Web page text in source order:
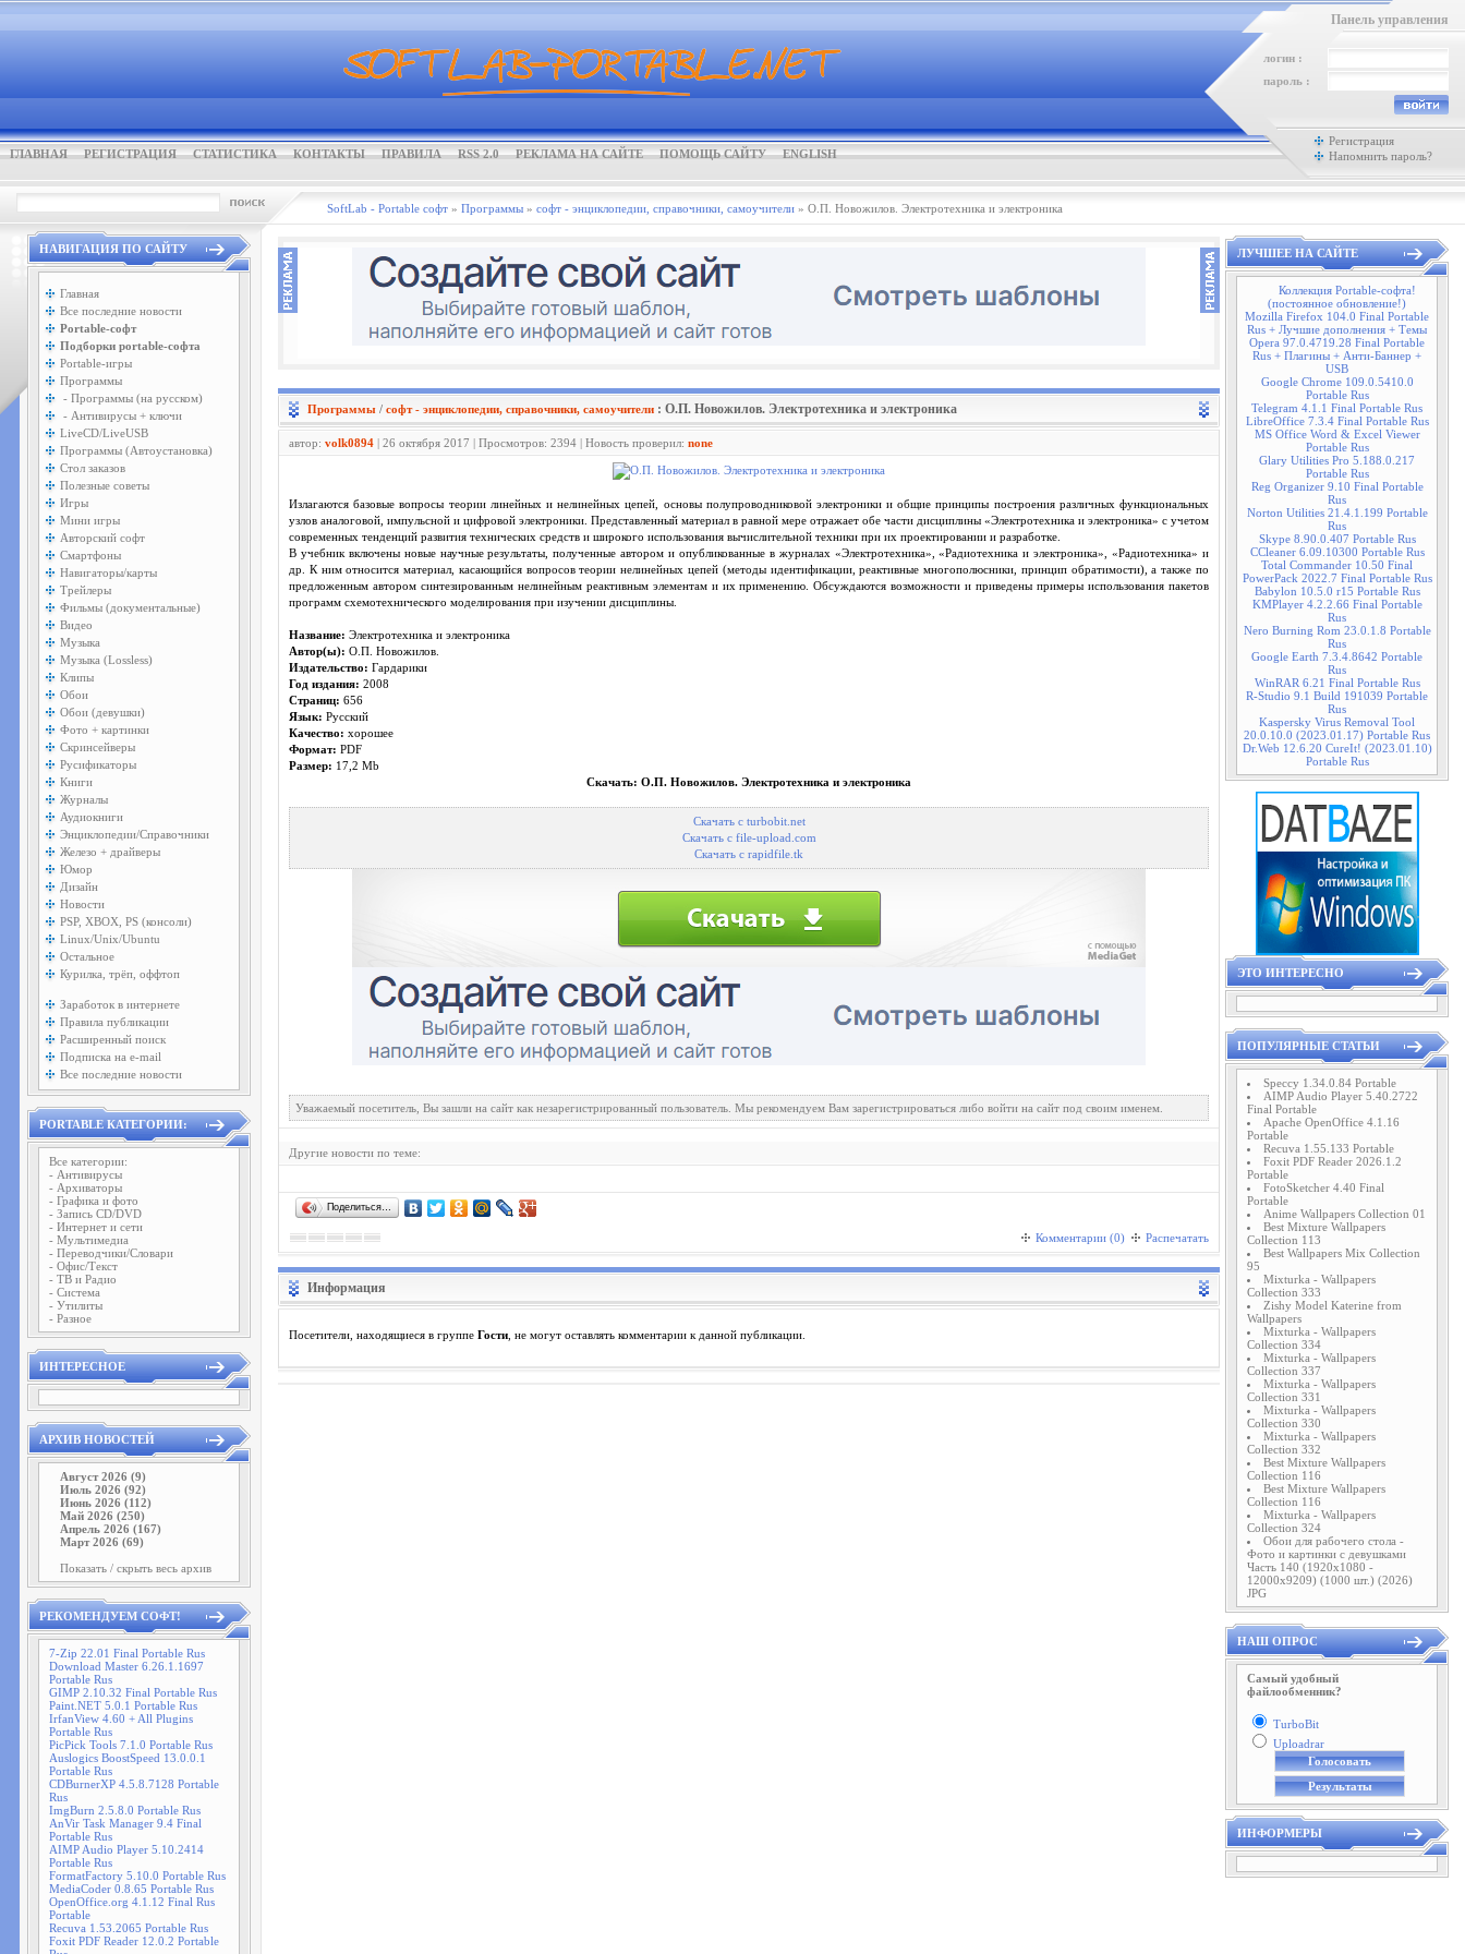
ГЛАВНАЯ РЕГИСТРАЦИЯ СТАТИСТИКА КОНТАКТЫ ПРАВИЛА RSS 2.0 РЕКЛАМА НА САЙТЕ ПОМОЩЬ САЙТУ ENGLISH
Панель управления
логин :
пароль :
Регистрация
Напомнить пароль?
SoftLab - Portable софт » Программы » софт - энциклопедии, справочники, самоучители » О.П. Новожилов. Электротехника и электроника
НАВИГАЦИЯ ПО САЙТУ
Главная
Все последние новости
Portable-софт
Подборки portable-софта
Portable-игры
Программы
- Программы (на русском)
- Антивирусы + ключи
LiveCD/LiveUSB
Программы (Автоустановка)
Стол заказов
Полезные советы
Игры
Мини игры
Авторский софт
Смартфоны
Навигаторы/карты
Трейлеры
Фильмы (документальные)
Видео
Музыка
Музыка (Lossless)
Клипы
Обои
Обои (девушки)
Фото + картинки
Скринсейверы
Русификаторы
Книги
Журналы
Аудиокниги
Энциклопедии/Справочники
Железо + драйверы
Юмор
Дизайн
Новости
PSP, XBOX, PS (консоли)
Linux/Unix/Ubuntu
Остальное
Курилка, трёп, оффтоп
Заработок в интернете
Правила публикации
Расширенный поиск
Подписка на e-mail
Все последние новости
PORTABLE КАТЕГОРИИ:
Все категории:
- Антивирусы
- Архиваторы
- Графика и фото
- Запись CD/DVD
- Интернет и сети
- Мультимедиа
- Переводчики/Словари
- Офис/Текст
- ТВ и Радио
- Система
- Утилиты
- Разное
ИНТЕРЕСНОЕ
АРХИВ НОВОСТЕЙ
Август 2026 (9)
Июль 2026 (92)
Июнь 2026 (112)
Май 2026 (250)
Апрель 2026 (167)
Март 2026 (69)
Показать / скрыть весь архив
РЕКОМЕНДУЕМ СОФТ!
7-Zip 22.01 Final Portable Rus
Download Master 6.26.1.1697
Portable Rus
GIMP 2.10.32 Final Portable Rus
Paint.NET 5.0.1 Portable Rus
IrfanView 4.60 + All Plugins
Portable Rus
PicPick Tools 7.1.0 Portable Rus
Auslogics BoostSpeed 13.0.0.1
Portable Rus
CDBurnerXP 4.5.8.7128 Portable
Rus
ImgBurn 2.5.8.0 Portable Rus
AnVir Task Manager 9.4 Final
Portable Rus
AIMP Audio Player 5.10.2414
Portable Rus
FormatFactory 5.10.0 Portable Rus
MediaCoder 0.8.65 Portable Rus
OpenOffice.org 4.1.12 Final Rus
Portable
Recuva 1.53.2065 Portable Rus
Foxit PDF Reader 12.0.2 Portable
Программы / софт - энциклопедии, справочники, самоучители : О.П. Новожилов. Электротехника и электроника
автор: volk0894 | 26 октября 2017 | Просмотров: 2394 | Новость проверил: none
Излагаются базовые вопросы теории линейных и нелинейных цепей, основы полупроводниковой электроники и общие принципы построения различных функциональных
узлов аналоговой, импульсной и цифровой электроники. Представленный материал в равной мере отражает обе части дисциплины «Электротехника и электроника» с учетом
современных тенденций развития технических средств и широкого использования вычислительной техники при их проектировании и разработке.
В учебник включены новые научные результаты, полученные автором и опубликованные в журналах «Электротехника», «Радиотехника и электроника», «Радиотехника» и
др. К ним относится материал, касающийся вопросов теории нелинейных цепей (методы идентификации, реактивные многополюсники, принцип обратимости), а также по
предложенным автором синтезированным нелинейным реактивным элементам и их применению. Обсуждаются возможности и приведены примеры использования пакетов
программ схемотехнического моделирования при изучении дисциплины.
Название: Электротехника и электроника
Автор(ы): О.П. Новожилов.
Издательство: Гардарики
Год издания: 2008
Страниц: 656
Язык: Русский
Качество: хорошее
Формат: PDF
Размер: 17,2 Mb
Скачать: О.П. Новожилов. Электротехника и электроника
Скачать с turbobit.net
Скачать с file-upload.com
Скачать с rapidfile.tk
Уважаемый посетитель, Вы зашли на сайт как незарегистрированный пользователь. Мы рекомендуем Вам зарегистрироваться либо войти на сайт под своим именем.
Другие новости по теме:
Поделиться…
Комментарии (0) Распечатать
Информация
Посетители, находящиеся в группе Гости , не могут оставлять комментарии к данной публикации.
ЛУЧШЕЕ НА САЙТЕ
Коллекция Portable-софта!
(постоянное обновление!)
Mozilla Firefox 104.0 Final Portable
Rus + Лучшие дополнения + Темы
Opera 97.0.4719.28 Final Portable
Rus + Плагины + Анти-Баннер +
USB
Google Chrome 109.0.5410.0
Portable Rus
Telegram 4.1.1 Final Portable Rus
LibreOffice 7.3.4 Final Portable Rus
MS Office Word & Excel Viewer
Portable Rus
Glary Utilities Pro 5.188.0.217
Portable Rus
Reg Organizer 9.10 Final Portable
Rus
Norton Utilities 21.4.1.199 Portable
Rus
Skype 8.90.0.407 Portable Rus
CCleaner 6.09.10300 Portable Rus
Total Commander 10.50 Final
PowerPack 2022.7 Final Portable Rus
Babylon 10.5.0 r15 Portable Rus
KMPlayer 4.2.2.66 Final Portable
Rus
Nero Burning Rom 23.0.1.8 Portable
Rus
Google Earth 7.3.4.8642 Portable
Rus
WinRAR 6.21 Final Portable Rus
R-Studio 9.1 Build 191039 Portable
Rus
Kaspersky Virus Removal Tool
20.0.10.0 (2023.01.17) Portable Rus
Dr.Web 12.6.20 CureIt! (2023.01.10)
Portable Rus
ЭТО ИНТЕРЕСНО
ПОПУЛЯРНЫЕ СТАТЬИ
Speccy 1.34.0.84 Portable
AIMP Audio Player 5.40.2722
Final Portable
Apache OpenOffice 4.1.16
Portable
Recuva 1.55.133 Portable
Foxit PDF Reader 2026.1.2
Portable
FotoSketcher 4.40 Final
Portable
Anime Wallpapers Collection 01
Best Mixture Wallpapers
Collection 113
Best Wallpapers Mix Collection
95
Mixturka - Wallpapers
Collection 333
Zishy Model Katerine from
Wallpapers
Mixturka - Wallpapers
Collection 334
Mixturka - Wallpapers
Collection 337
Mixturka - Wallpapers
Collection 331
Mixturka - Wallpapers
Collection 330
Mixturka - Wallpapers
Collection 332
Best Mixture Wallpapers
Collection 116
Best Mixture Wallpapers
Collection 116
Mixturka - Wallpapers
Collection 324
Обои для рабочего стола -
Фото и картинки с девушками
Часть 140 (1920x1080 -
12000x9209) (1000 шт.) (2026)
JPG
НАШ ОПРОС
Самый удобный
файлообменник?
TurboBit
Uploadrar
ИНФОРМЕРЫ